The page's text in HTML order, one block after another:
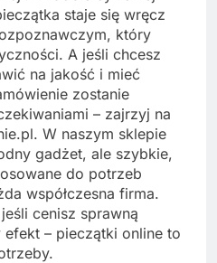
staje się wręcz
który
A jeśli chcesz
na jakość i mieć
zostanie
– zajrzyj na
W naszym sklepie
gadżet, ale szybkie,
do potrzeb
współczesna firma.
cenisz sprawną
efekt – pieczątki online to